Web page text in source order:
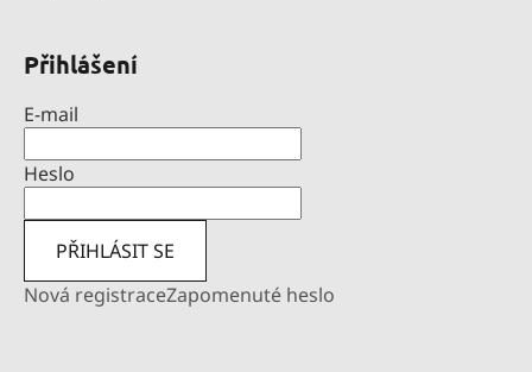
Přihlášení
E-mail
Heslo
PŘIHLÁSIT SE
Nová registraceZapomenuté heslo